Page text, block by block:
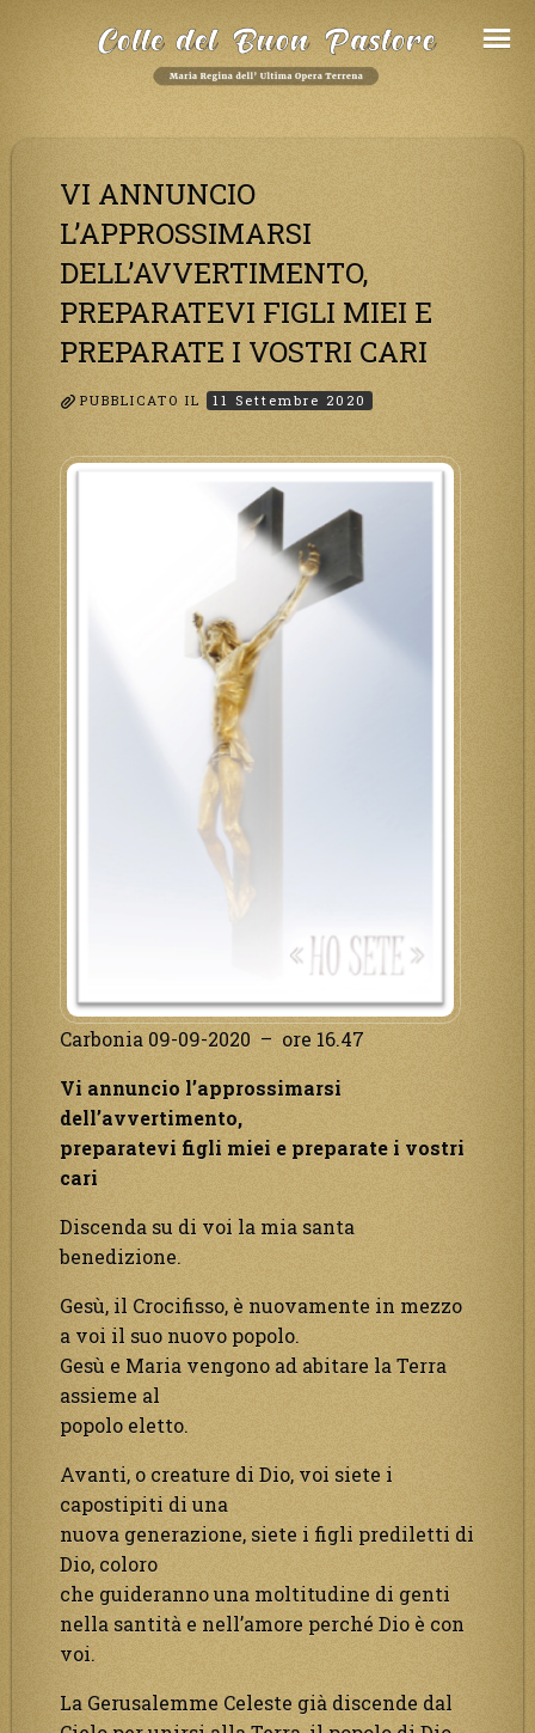
VI ANNUNCIO
L’APPROSSIMARSI
DELL’AVVERTIMENTO,
PREPARATEVI FIGLI MIEI E
PREPARATE I VOSTRI CARI
PUBBLICATO IL 11 Settembre 2020
Carbonia 09-09-2020 – ore 16.47
Vi annuncio l’approssimarsi
dell’avvertimento,
preparatevi figli miei e preparate i vostri
cari
Discenda su di voi la mia santa
benedizione.
Gesù, il Crocifisso, è nuovamente in mezzo
a voi il suo nuovo popolo.
Gesù e Maria vengono ad abitare la Terra
assieme al
popolo eletto.
Avanti, o creature di Dio, voi siete i
capostipiti di una
nuova generazione, siete i figli prediletti di
Dio, coloro
che guideranno una moltitudine di genti
nella santità e nell’amore perché Dio è con
voi.
La Gerusalemme Celeste già discende dal